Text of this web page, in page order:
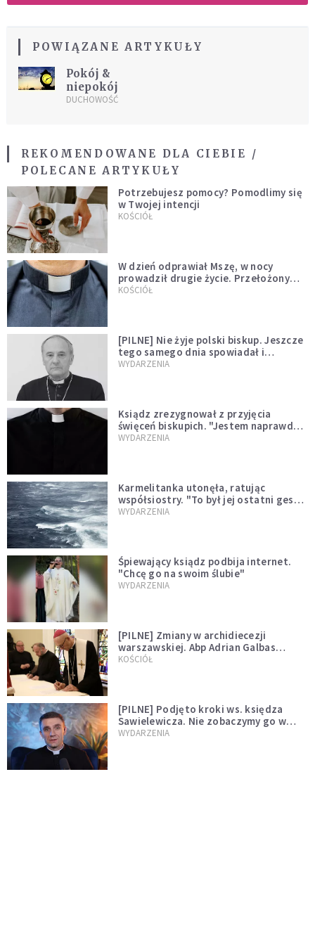
POWIĄZANE ARTYKUŁY
Pokój &
niepokój
DUCHOWOŚĆ
REKOMENDOWANE DLA CIEBIE /
POLECANE ARTYKUŁY
Potrzebujesz pomocy? Pomodlimy się
w Twojej intencji
KOŚCIÓŁ
W dzień odprawiał Mszę, w nocy
prowadził drugie życie. Przełożony
kazał mu opuścić zakon
KOŚCIÓŁ
[PILNE] Nie żyje polski biskup. Jeszcze
tego samego dnia spowiadał i
sprawował Mszę świętą
WYDARZENIA
Ksiądz zrezygnował z przyjęcia
święceń biskupich. "Jestem naprawdę
niegodny"
WYDARZENIA
Karmelitanka utonęła, ratując
współsiostry. "To był jej ostatni gest
miłości"
WYDARZENIA
Śpiewający ksiądz podbija internet.
"Chcę go na swoim ślubie"
WYDARZENIA
[PILNE] Zmiany w archidiecezji
warszawskiej. Abp Adrian Galbas
wręczył dekrety nowym proboszczom
KOŚCIÓŁ
[PILNE] Podjęto kroki ws. księdza
Sawielewicza. Nie zobaczymy go w
mediach
WYDARZENIA